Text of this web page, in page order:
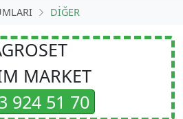
DİĞER
MARKET
924 51 70